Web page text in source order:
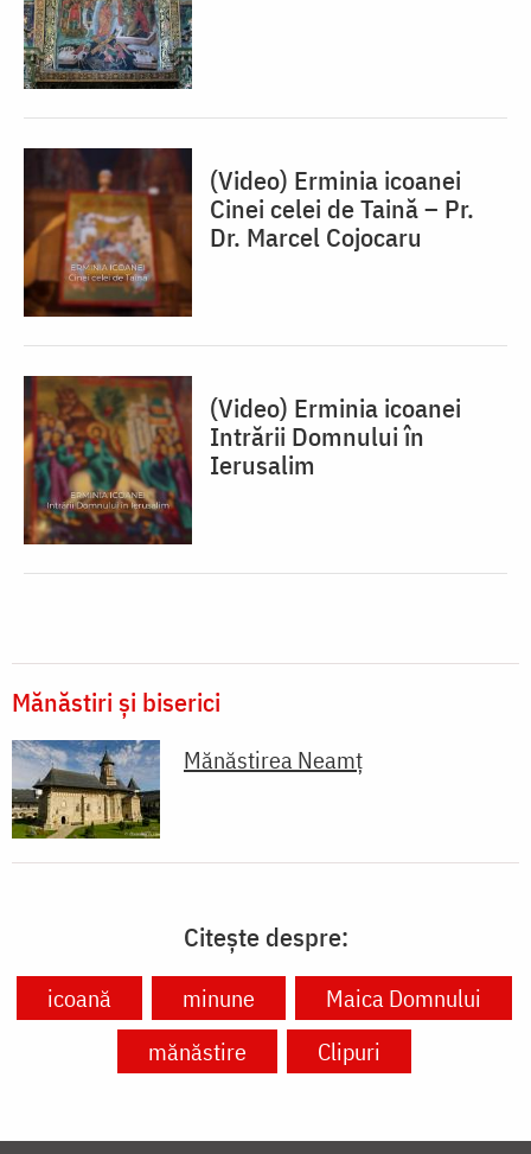
(Video) Erminia icoanei
Cinei celei de Taină – Pr.
Dr. Marcel Cojocaru
(Video) Erminia icoanei
Intrării Domnului în
Ierusalim
Mănăstiri și biserici
Mănăstirea Neamţ
Citește despre:
icoană minune
Maica Domnului
mănăstire
Clipuri